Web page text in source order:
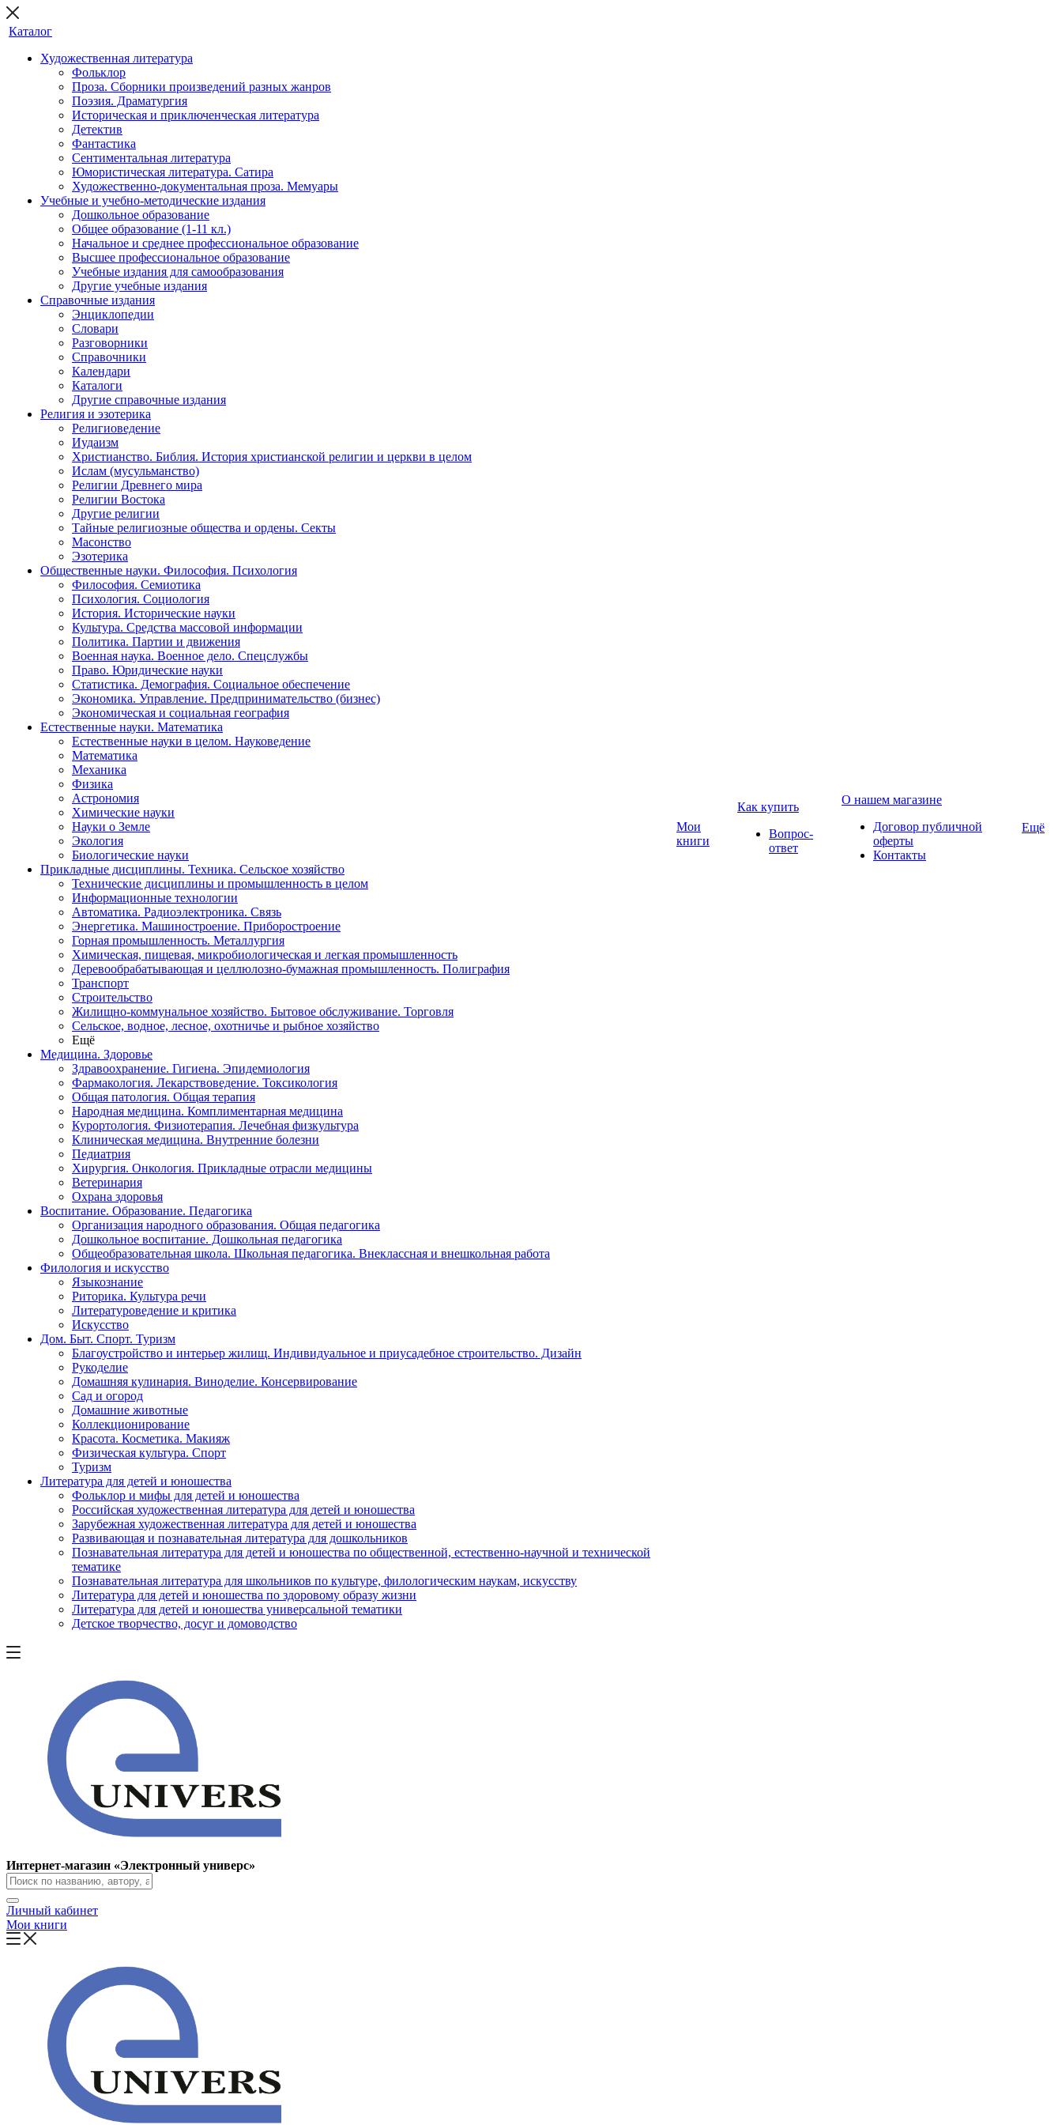
Каталог
Художественная литература
Фольклор
Проза. Сборники произведений разных жанров
Поэзия. Драматургия
Историческая и приключенческая литература
Детектив
Фантастика
Сентиментальная литература
Юмористическая литература. Сатира
Художественно-документальная проза. Мемуары
Учебные и учебно-методические издания
Дошкольное образование
Общее образование (1-11 кл.)
Начальное и среднее профессиональное образование
Высшее профессиональное образование
Учебные издания для самообразования
Другие учебные издания
Справочные издания
Энциклопедии
Словари
Разговорники
Справочники
Календари
Каталоги
Другие справочные издания
Религия и эзотерика
Религиоведение
Иудаизм
Христианство. Библия. История христианской религии и церкви в целом
Ислам (мусульманство)
Религии Древнего мира
Религии Востока
Другие религии
Тайные религиозные общества и ордены. Секты
Масонство
Эзотерика
Общественные науки. Философия. Психология
Философия. Семиотика
Психология. Социология
История. Исторические науки
Культура. Средства массовой информации
Политика. Партии и движения
Военная наука. Военное дело. Спецслужбы
Право. Юридические науки
Статистика. Демография. Социальное обеспечение
Экономика. Управление. Предпринимательство (бизнес)
Экономическая и социальная география
Естественные науки. Математика
Естественные науки в целом. Науковедение
Математика
Механика
Физика
Астрономия
Химические науки
Науки о Земле
Экология
Биологические науки
Прикладные дисциплины. Техника. Сельское хозяйство
Технические дисциплины и промышленность в целом
Информационные технологии
Автоматика. Радиоэлектроника. Связь
Энергетика. Машиностроение. Приборостроение
Горная промышленность. Металлургия
Химическая, пищевая, микробиологическая и легкая промышленность
Деревообрабатывающая и целлюлозно-бумажная промышленность. Полиграфия
Транспорт
Строительство
Жилищно-коммунальное хозяйство. Бытовое обслуживание. Торговля
Сельское, водное, лесное, охотничье и рыбное хозяйство
Ещё
Медицина. Здоровье
Здравоохранение. Гигиена. Эпидемиология
Фармакология. Лекарствоведение. Токсикология
Общая патология. Общая терапия
Народная медицина. Комплиментарная медицина
Курортология. Физиотерапия. Лечебная физкультура
Клиническая медицина. Внутренние болезни
Педиатрия
Хирургия. Онкология. Прикладные отрасли медицины
Ветеринария
Охрана здоровья
Воспитание. Образование. Педагогика
Организация народного образования. Общая педагогика
Дошкольное воспитание. Дошкольная педагогика
Общеобразовательная школа. Школьная педагогика. Внеклассная и внешкольная работа
Филология и искусство
Языкознание
Риторика. Культура речи
Литературоведение и критика
Искусство
Дом. Быт. Спорт. Туризм
Благоустройство и интерьер жилищ. Индивидуальное и приусадебное строительство. Дизайн
Рукоделие
Домашняя кулинария. Виноделие. Консервирование
Сад и огород
Домашние животные
Коллекционирование
Красота. Косметика. Макияж
Физическая культура. Спорт
Туризм
Литература для детей и юношества
Фольклор и мифы для детей и юношества
Российская художественная литература для детей и юношества
Зарубежная художественная литература для детей и юношества
Развивающая и познавательная литература для дошкольников
Познавательная литература для детей и юношества по общественной, естественно-научной и технической
тематике
Познавательная литература для школьников по культуре, филологическим наукам, искусству
Литература для детей и юношества по здоровому образу жизни
Литература для детей и юношества универсальной тематики
Детское творчество, досуг и домоводство
Мои
книги
Как купить
Вопрос-
ответ
О нашем магазине
Договор публичной
оферты
Контакты
Ещё
Интернет-магазин «Электронный универс»
Личный кабинет
Мои книги